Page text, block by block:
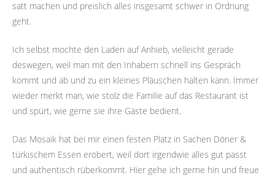
satt machen und preislich alles insgesamt schwer in Ordnung
geht.
Ich selbst mochte den Laden auf Anhieb, vielleicht gerade
deswegen, weil man mit den Inhabern schnell ins Gespräch
kommt und ab und zu ein kleines Pläuschen halten kann. Immer
wieder merkt man, wie stolz die Familie auf das Restaurant ist
und spürt, wie gerne sie ihre Gäste bedient.
Das Mosaik hat bei mir einen festen Platz in Sachen Döner &
türkischem Essen erobert, weil dort irgendwie alles gut passt
und authentisch rüberkommt. Hier gehe ich gerne hin und freue